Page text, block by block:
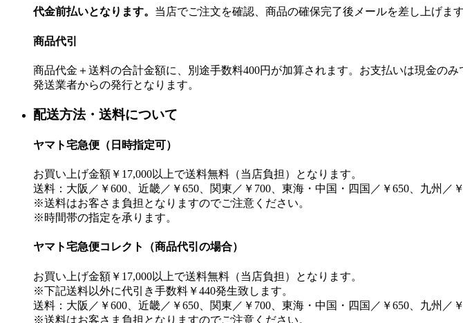
代金前払いとなります。 当店でご注文を確認、商品の確保完了後メールを差し上げま
商品代引
商品代金＋送料の合計金額に、別途手数料400円が加算されます。お支払いは現金の
発送業者からの発行となります。
配送方法・送料について
ヤマト宅急便（日時指定可）
お買い上げ金額￥17,000以上で送料無料（当店負担）となります。
送料：大阪／￥600、近畿／￥650、関東／￥700、東海・中国・四国／￥650、九州／
※送料はお客さま負担となりますのでご注意ください。
※時間帯の指定を承ります。
ヤマト宅急便コレクト（商品代引の場合）
お買い上げ金額￥17,000以上で送料無料（当店負担）となります。
※下記送料以外に代引き手数料￥440発生致します。
送料：大阪／￥600、近畿／￥650、関東／￥700、東海・中国・四国／￥650、九州／
※送料はお客さま負担となりますのでご注意ください。